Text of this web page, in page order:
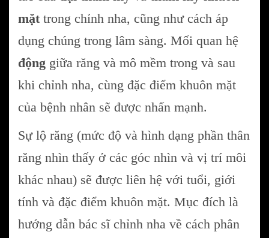
mặt trong chỉnh nha, cũng như cách áp
dụng chúng trong lâm sàng. Mối quan hệ
động giữa răng và mô mềm trong và sau
khi chỉnh nha, cùng đặc điểm khuôn mặt
của bệnh nhân sẽ được nhấn mạnh.
Sự lộ răng (mức độ và hình dạng phần thân
răng nhìn thấy ở các góc nhìn và vị trí môi
khác nhau) sẽ được liên hệ với tuổi, giới
tính và đặc điểm khuôn mặt. Mục đích là
hướng dẫn bác sĩ chỉnh nha về cách phân